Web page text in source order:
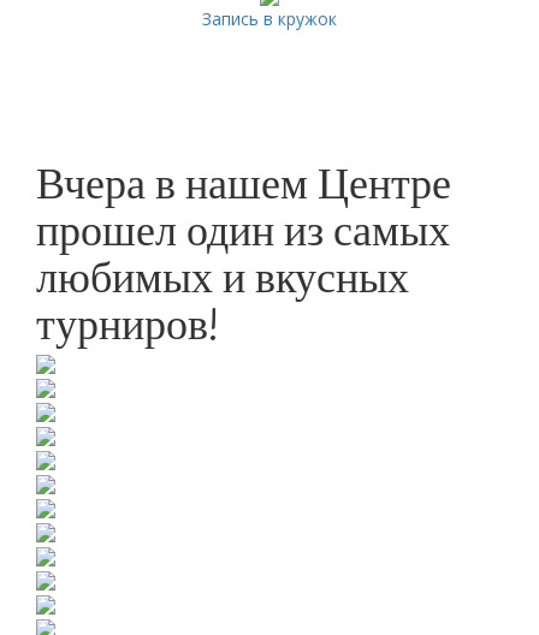
Запись в кружок
Вчера в нашем Центре
прошел один из самых
любимых и вкусных
турниров!